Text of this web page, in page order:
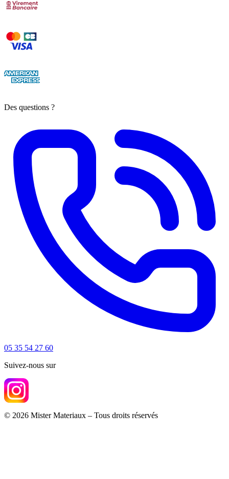
Des questions ?
05 35 54 27 60
Suivez-nous sur
© 2026 Mister Materiaux – Tous droits réservés